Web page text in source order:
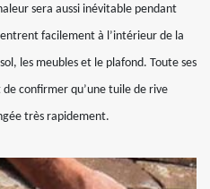
sera aussi inévitable pendant
facilement à l’intérieur de la
les meubles et le plafond. Toute ses
confirmer qu’une tuile de rive
très rapidement.